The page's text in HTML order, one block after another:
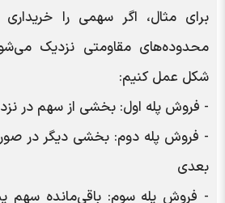
برای مثال، اگر سهمی را
محدوده‌های مقاومتی نزدیک
شکل عمل کنیم:
- فروش پله اول: بخشی از سهم در
- فروش پله دوم: بخشی دیگر در
بعدی
- فروش پله سوم: باقی‌مانده